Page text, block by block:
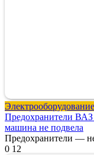
Предохранители ВАЗ
машина не подвела
Предохранители —
0 12